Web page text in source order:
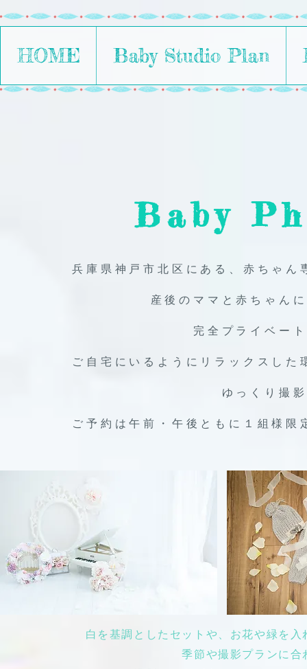
HOME Baby Studio Plan
Baby
兵庫県神戸市北区にある、​赤ちゃん
産後のママと赤ちゃん
完全プライベー
ご自宅にいるようにリラックスし
ゆっくり撮
ご予約は午前・午後ともに１組様
白を基調としたセットや、お花や緑を
季節や撮影プランに合